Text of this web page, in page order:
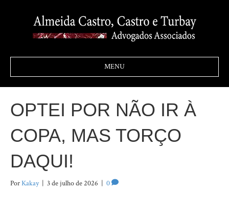
MENU
OPTEI POR NÃO IR À
COPA, MAS TORÇO
DAQUI!
PorKakay | 3 de julho de 2026 | 0